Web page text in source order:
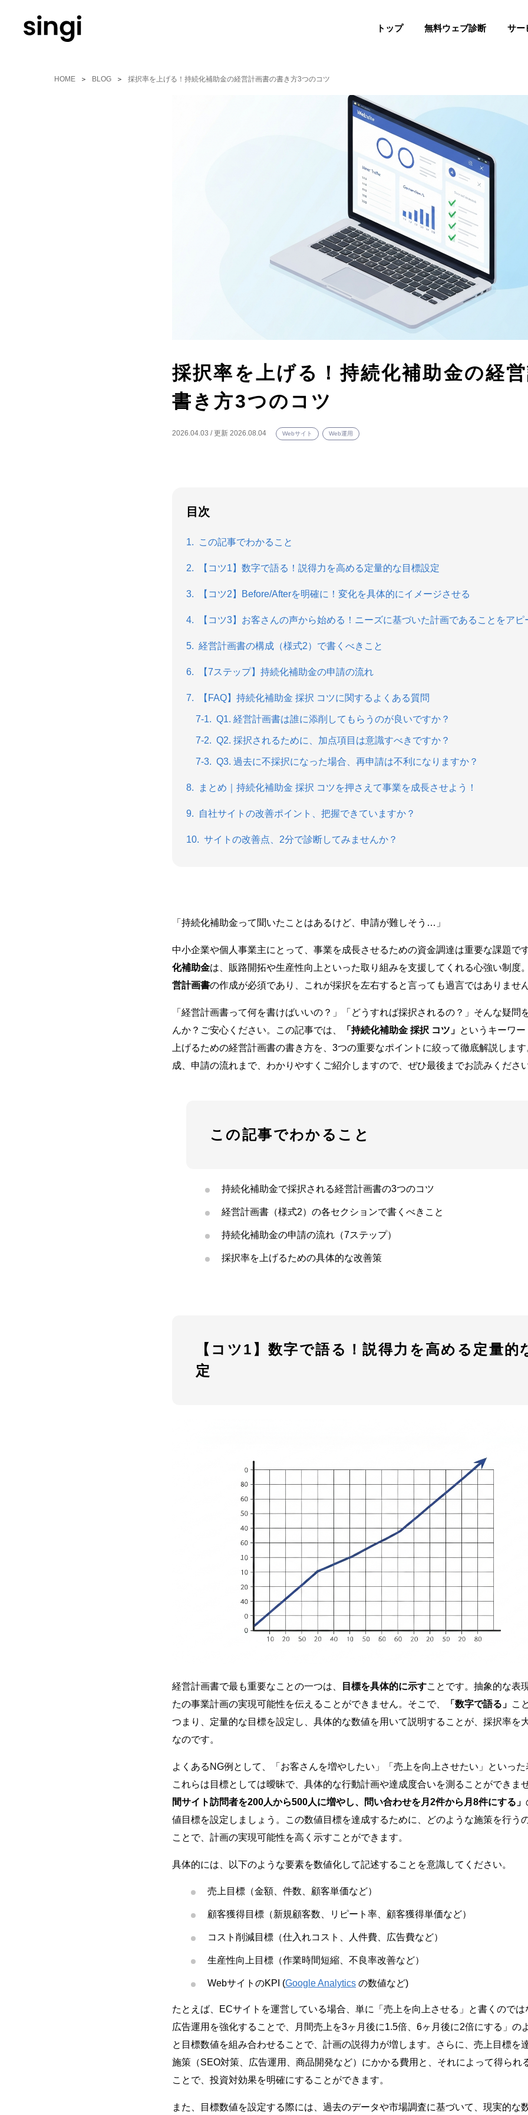
トップ 無料ウェブ診断 サー
PHASE 3
運用
HOME BLOG 採択率を上げる！持続化補助金の経営計画書の書き方3つのコツ
採択率を上げる！持続化補助金の経
書き方3つのコツ
2026.04.03 / 更新 2026.08.04 Webサイト Web運用
目次
この記事でわかること
【コツ1】数字で語る！説得力を高める定量的な目標設定
【コツ2】Before/Afterを明確に！変化を具体的にイメージさせる
【コツ3】お客さんの声から始める！ニーズに基づいた計画であることをアピ
経営計画書の構成（様式2）で書くべきこと
【7ステップ】持続化補助金の申請の流れ
【FAQ】持続化補助金 採択 コツに関するよくある質問
Q1. 経営計画書は誰に添削してもらうのが良いですか？
Q2. 採択されるために、加点項目は意識すべきですか？
Q3. 過去に不採択になった場合、再申請は不利になりますか？
まとめ｜持続化補助金 採択 コツを押さえて事業を成長させよう！
自社サイトの改善ポイント、把握できていますか？
サイトの改善点、2分で診断してみませんか？
「持続化補助金って聞いたことはあるけど、申請が難しそう…」
中小企業や個人事業主にとって、事業を成長させるための資金調達は重要な課題で
化補助金は、販路開拓や生産性向上といった取り組みを支援してくれる心強い制度
営計画書の作成が必須であり、これが採択を左右すると言っても過言ではありませ
「経営計画書って何を書けばいいの？」「どうすれば採択されるの？」そんな疑問
んか？ご安心ください。この記事では、
「持続化補助金 採択 コツ」 というキーワ
上げるための経営計画書の書き方を、3つの重要なポイントに絞って徹底解説しま
成、申請の流れまで、わかりやすくご紹介しますので、ぜひ最後までお読みくださ
この記事でわかること
持続化補助金で採択される経営計画書の3つのコツ
経営計画書（様式2）の各セクションで書くべきこと
持続化補助金の申請の流れ（7ステップ）
採択率を上げるための具体的な改善策
【コツ1】数字で語る！説得力を高める定量的
定
経営計画書で最も重要なことの一つは、 目標を具体的に示すことです。抽象的な表
たの事業計画の実現可能性を伝えることができません。そこで、
「数字で語る」 こ
つまり、定量的な目標を設定し、具体的な数値を用いて説明することが、採択率を
なのです。
よくあるNG例として、「お客さんを増やしたい」「売上を向上させたい」といっ
これらは目標としては曖昧で、具体的な行動計画や達成度合いを測ることができま
間サイト訪問者を200人から500人に増やし、問い合わせを月2件から月8件にする」
値目標を設定しましょう。この数値目標を達成するために、どのような施策を行う
ことで、計画の実現可能性を高く示すことができます。
具体的には、以下のような要素を数値化して記述することを意識してください。
売上目標（金額、件数、顧客単価など）
顧客獲得目標（新規顧客数、リピート率、顧客獲得単価など）
コスト削減目標（仕入れコスト、人件費、広告費など）
生産性向上目標（作業時間短縮、不良率改善など）
WebサイトのKPI (Google Analytics の数値など)
たとえば、ECサイトを運営している場合、単に「売上を向上させる」と書くので
広告運用を強化することで、月間売上を3ヶ月後に1.5倍、6ヶ月後に2倍にする」の
と目標数値を組み合わせることで、計画の説得力が増します。さらに、売上目標を
施策（SEO対策、広告運用、商品開発など）にかかる費用と、それによって得られ
ことで、投資対効果を明確にすることができます。
また、目標数値を設定する際には、過去のデータや市場調査に基づいて、現実的な